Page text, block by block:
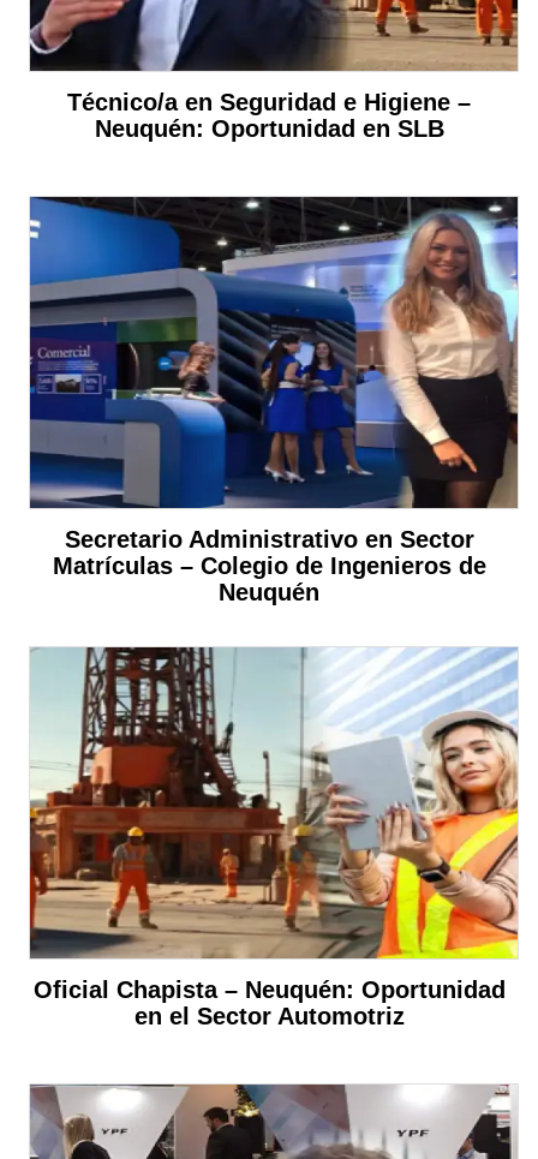
Técnico/a en Seguridad e Higiene –
Neuquén: Oportunidad en SLB
Secretario Administrativo en Sector
Matrículas – Colegio de Ingenieros de
Neuquén
Oficial Chapista – Neuquén: Oportunidad
en el Sector Automotriz